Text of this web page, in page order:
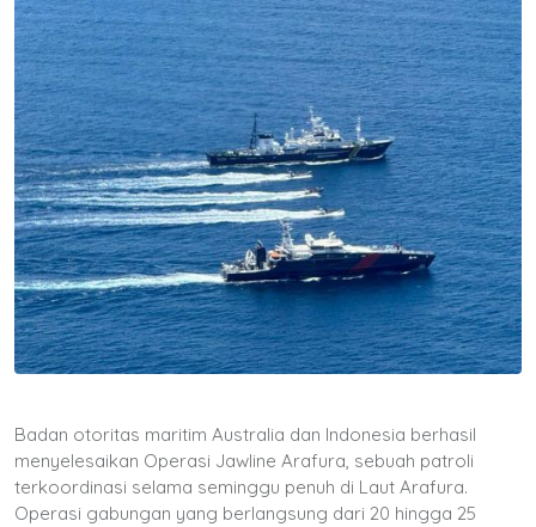
Badan otoritas maritim Australia dan Indonesia berhasil
menyelesaikan Operasi Jawline Arafura, sebuah patroli
terkoordinasi selama seminggu penuh di Laut Arafura.
Operasi gabungan yang berlangsung dari 20 hingga 25